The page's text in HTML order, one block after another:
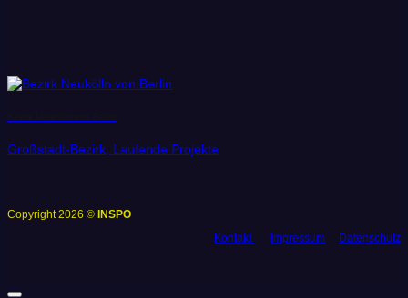
Großstadt-Bezirk, Laufende Projekte
Copyright 2026 © INSPO
Kontakt
Impressum Datenschutz